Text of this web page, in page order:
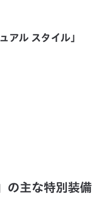
アル スタイル」
の主な特別装備